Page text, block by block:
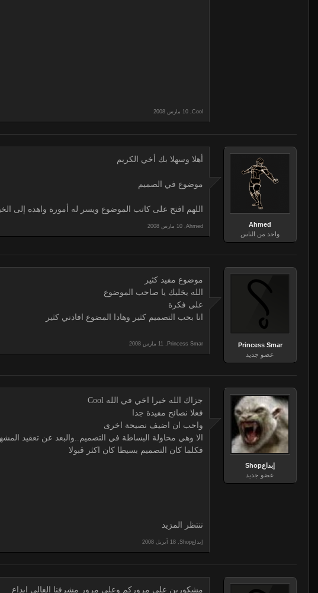
Cool
,
Ahmed
واحد من الناس
أهلا وسهلا بك أخي الكريم
موضوع في الصميم
اللهم افتح على كاتب الموضوع ويسر له أمورة واهده إلى
Ahmed
,
Princess Smar
عضو جديد
موضوع مفيد كثير
الله يخليك يا صاحب الموضوع
على فكرة
انا بحب التصميم كثير وهادا المضوع افادني كثير
Princess Smar
,
إبداعShop
عضو جديد
جزاك الله خيرا اخي في الله Cool
فعلا نصائح مفيدة جدا
واحب ان اضيف نصيحة اخرى
الا وهي محاولة البساطة في التصميم..والبعد عن تعقيد
فكلما كان التصميم بسيطا كان اكثر قبولا
ننتظر المزيد
إبداعShop ,
مشكورين على مروركم وعلى مرور مشرفنا الغالي إبداع